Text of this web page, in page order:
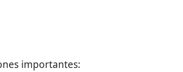
importantes: